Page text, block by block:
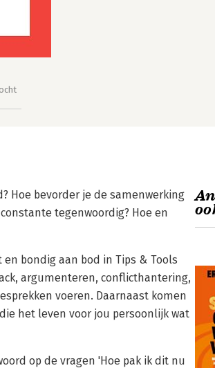
Hoe bevorder je de samenwerking
tegenwoordig? Hoe en
bondig aan bod in Tips & Tools
argumenteren, conflicthantering,
voeren. Daarnaast komen
het leven voor jou persoonlijk wat
op de vragen 'Hoe pak ik dit nu